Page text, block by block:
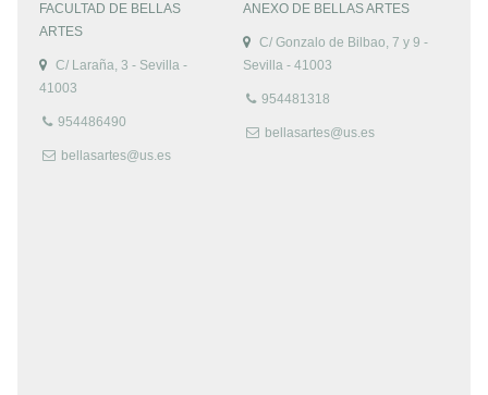
FACULTAD DE BELLAS
ARTES
C/ Laraña, 3 - Sevilla -
41003
954486490
bellasartes@us.es
ANEXO DE BELLAS ARTES
C/ Gonzalo de Bilbao, 7 y 9 -
Sevilla - 41003
954481318
bellasartes@us.es